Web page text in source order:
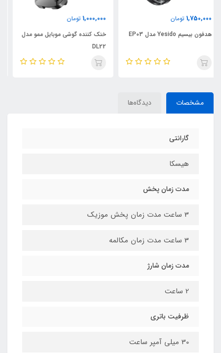
1,000,000
خنک کننده گوشی موبایل ممو مدل
1,100,000
خنک کننده گوشی موبایل MEMO
مشخصات دیدگاه‌ها
گارانتی
هیسکا
مدت زمان پخش
3 ساعت مدت زمان پخش موزیک
3 ساعت مدت زمان مکالمه
مدت زمان شارژ
2 ساعت
ظرفیت باتری
30 میلی آمپر ساعت